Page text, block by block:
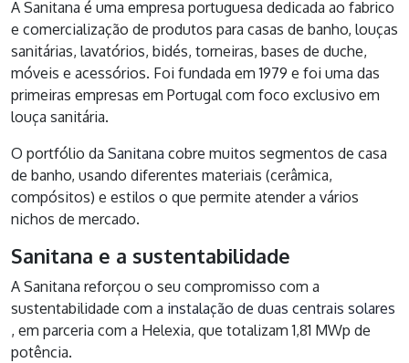
A Sanitana é uma empresa portuguesa dedicada ao fabrico
e comercialização de produtos para casas de banho, louças
sanitárias, lavatórios, bidés, torneiras, bases de duche,
móveis e acessórios. Foi fundada em 1979 e foi uma das
primeiras empresas em Portugal com foco exclusivo em
louça sanitária.
O portfólio da Sanitana cobre muitos segmentos de casa
de banho, usando diferentes materiais (cerâmica,
compósitos) e estilos o que permite atender a vários
nichos de mercado.
Sanitana e a sustentabilidade
A Sanitana reforçou o seu compromisso com a
sustentabilidade com a instalação de duas centrais solares
, em parceria com a Helexia, que totalizam 1,81 MWp de
potência.